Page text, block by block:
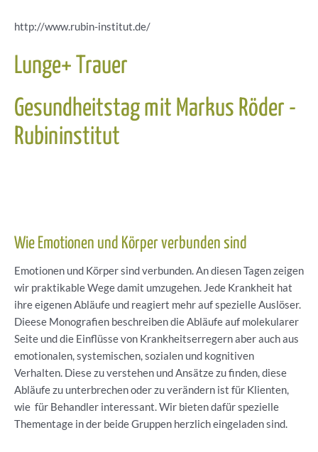
http://www.rubin-institut.de/
Lunge+ Trauer
Gesundheitstag mit Markus Röder -
Rubininstitut
Wie Emotionen und Körper verbunden sind
Emotionen und Körper sind verbunden. An diesen Tagen zeigen
wir praktikable Wege damit umzugehen. Jede Krankheit hat
ihre eigenen Abläufe und reagiert mehr auf spezielle Auslöser.
Dieese Monografien beschreiben die Abläufe auf molekularer
Seite und die Einflüsse von Krankheitserregern aber auch aus
emotionalen, systemischen, sozialen und kognitiven
Verhalten. Diese zu verstehen und Ansätze zu finden, diese
Abläufe zu unterbrechen oder zu verändern ist für Klienten,
wie für Behandler interessant. Wir bieten dafür spezielle
Thementage in der beide Gruppen herzlich eingeladen sind.